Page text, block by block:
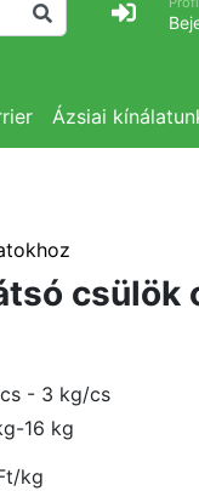
Ázsiai
csülök
- 3 kg/cs
16 kg
kg